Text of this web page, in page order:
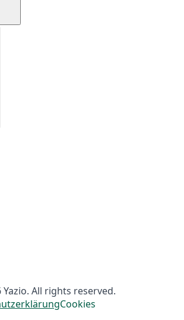
All rights reserved.
Cookies